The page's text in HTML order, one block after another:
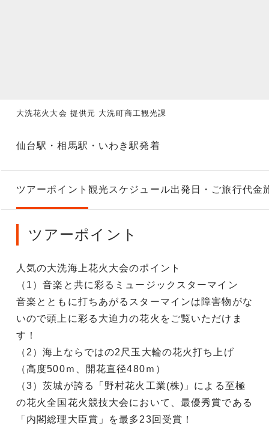
大洗花火大会 提供元 大洗町商工観光課
仙台駅・相馬駅・いわき駅発着
ツアーポイント 観光スケジュール出発日・ご旅行代金
ツアーポイント
人気の大洗海上花火大会のポイント
（1）音楽と共に彩るミュージックスターマイン
音楽とともに打ちあがるスターマインは障害物がな
いので頭上に彩る大迫力の花火をご覧いただけま
す！
（2）海上ならではの2尺玉大輪の花火打ち上げ
（高度500ｍ、開花直径480ｍ）
（3）茨城が誇る「野村花火工業(株)」による至極
の花火全国花火競技大会において、最優秀賞である
「内閣総理大臣賞」を最多23回受賞！